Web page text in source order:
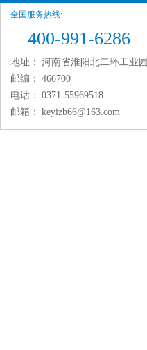
全国服务热线:
400-991-6286
地址： 河南省淮阳北二环工业园
邮编： 466700
电话： 0371-55969518
邮箱： keyizb66@163.com